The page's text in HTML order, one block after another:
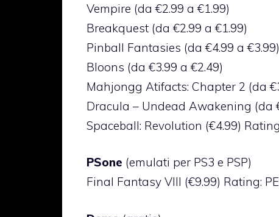
Vempire (da €2.99 a €1.99)
Breakquest (da €2.99 a €1.99)
Pinball Fantasies (da €4.99 a €3.99)
Bloons (da €3.99 a €2.49)
Mahjongg Atifacts: Chapter 2 (da
Dracula – Undead Awakening (da
Spaceball: Revolution (€4.99)
PSone (emulati per PS3 e PSP)
Final Fantasy VIII (€9.99) Rating: